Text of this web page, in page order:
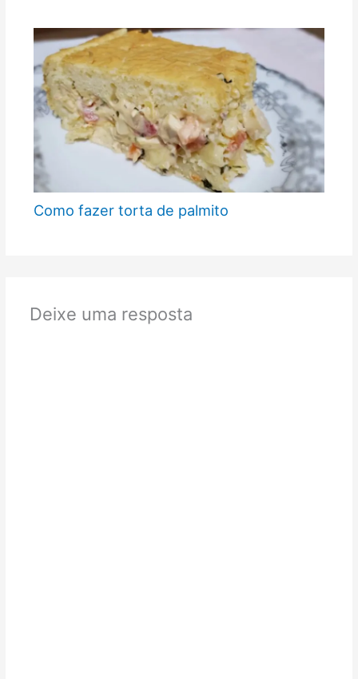
Como fazer torta de palmito
Deixe uma resposta